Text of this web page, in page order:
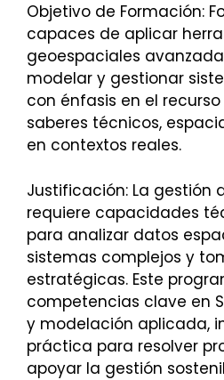
Objetivo de Formación:
capaces de aplicar
geoespaciales
modelar y gestionar
con énfasis en el
saberes técnicos,
en contextos reales.
Justificación: La gestión
requiere capacidades
para analizar datos
sistemas complejos y
estratégicas. Este
competencias clave en
y modelación aplicada,
práctica para resolver
apoyar la gestión